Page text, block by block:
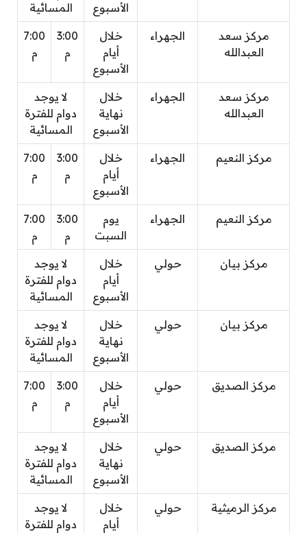
الأسبوع
المسائية
مركز سعد
العبدالله
الجهراء
خلال
أيام
الأسبوع
3:00
م
7:00
م
مركز سعد
العبدالله
الجهراء
خلال
نهاية
الأسبوع
لا يوجد
دوام للفترة
المسائية
مركز النعيم الجهراء
خلال
أيام
الأسبوع
3:00
م
7:00
م
مركز النعيم الجهراء
يوم
السبت
3:00
م
7:00
م
مركز بيان حولي
خلال
أيام
الأسبوع
لا يوجد
دوام للفترة
المسائية
مركز بيان حولي
خلال
نهاية
الأسبوع
لا يوجد
دوام للفترة
المسائية
مركز الصديق حولي
خلال
أيام
الأسبوع
3:00
م
7:00
م
مركز الصديق حولي
خلال
نهاية
الأسبوع
لا يوجد
دوام للفترة
المسائية
مركز الرميثية حولي
خلال
أيام
لا يوجد
دوام للفترة